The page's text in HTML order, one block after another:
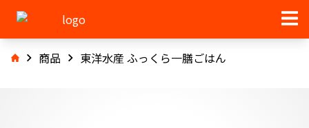
商品 東洋水産 ふっくら一膳ごはん